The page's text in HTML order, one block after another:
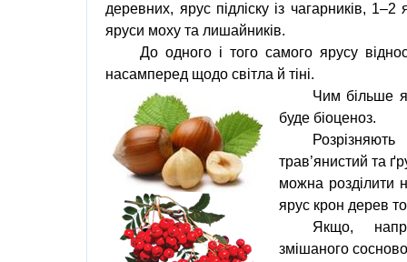
деревних, ярус підліску із чагарників,
яруси моху та лишайників.
До одного і того самого ярусу
насамперед щодо світла й тіні.
Чим більше
буде біоценоз.
трав’янистий та
можна розділити
ярус крон дерев
Якщо,
змішаного